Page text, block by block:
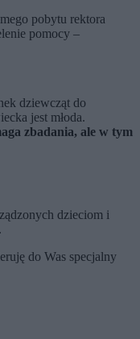
pobytu rektora
pomocy –
dziewcząt do
jest młoda.
zbadania, ale w tym
dzieciom i
do Was specjalny